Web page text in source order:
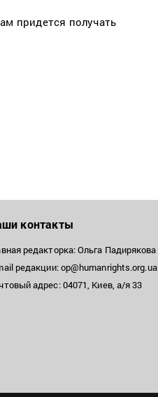
придется получать
контакты
редакторка: Ольга Падирякова
редакции: op@humanrights.org.ua
адрес: 04071, Киев, а/я 33